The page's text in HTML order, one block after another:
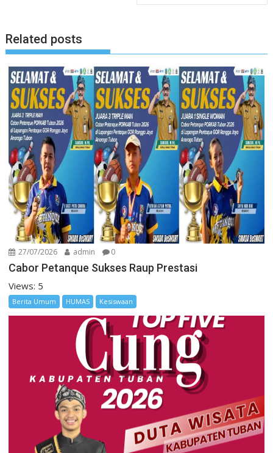
Related posts
27/07/2026 admin 0
Cabor Petanque Sukses Raup Prestasi
Views: 5
Berita Umum HUMAS Kesiswaan